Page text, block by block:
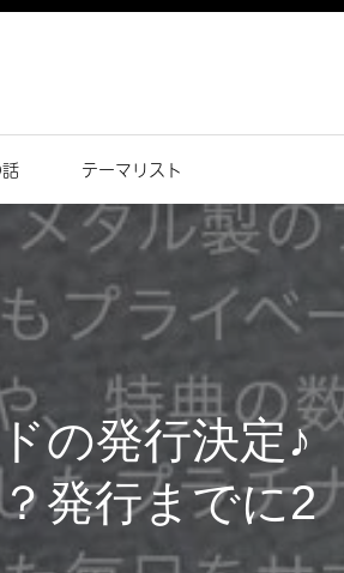
メニュー
テーマリスト
の発行決定♪
発行までに2